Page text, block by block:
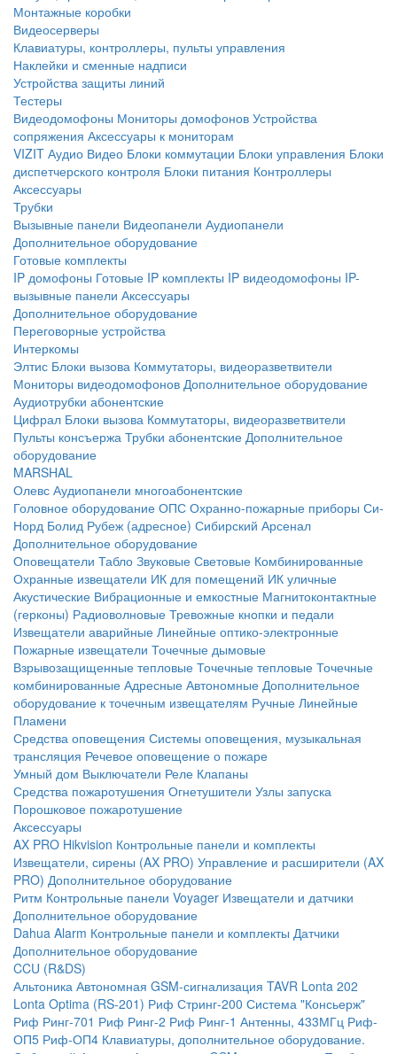
Монтажные коробки
Видеосерверы
Клавиатуры, контроллеры, пульты управления
Наклейки и сменные надписи
Устройства защиты линий
Тестеры
Видеодомофоны Мониторы домофонов Устройства
сопряжения Аксессуары к мониторам
VIZIT Аудио Видео Блоки коммутации Блоки управления Блоки
диспетчерского контроля Блоки питания Контроллеры
Аксессуары
Трубки
Вызывные панели Видеопанели Аудиопанели
Дополнительное оборудование
Готовые комплекты
IP домофоны Готовые IP комплекты IP видеодомофоны IP-
вызывные панели Аксессуары
Дополнительное оборудование
Переговорные устройства
Интеркомы
Элтис Блоки вызова Коммутаторы, видеоразветвители
Мониторы видеодомофонов Дополнительное оборудование
Аудиотрубки абонентские
Цифрал Блоки вызова Коммутаторы, видеоразветвители
Пульты консъержа Трубки абонентские Дополнительное
оборудование
MARSHAL
Олевс Аудиопанели многоабонентские
Головное оборудование ОПС Охранно-пожарные приборы Си-
Норд Болид Рубеж (адресное) Сибирский Арсенал
Дополнительное оборудование
Оповещатели Табло Звуковые Световые Комбинированные
Охранные извещатели ИК для помещений ИК уличные
Акустические Вибрационные и емкостные Магнитоконтактные
(герконы) Радиоволновые Тревожные кнопки и педали
Извещатели аварийные Линейные оптико-электронные
Пожарные извещатели Точечные дымовые
Взрывозащищенные тепловые Точечные тепловые Точечные
комбинированные Адресные Автономные Дополнительное
оборудование к точечным извещателям Ручные Линейные
Пламени
Средства оповещения Системы оповещения, музыкальная
трансляция Речевое оповещение о пожаре
Умный дом Выключатели Реле Клапаны
Средства пожаротушения Огнетушители Узлы запуска
Порошковое пожаротушение
Аксессуары
AX PRO Hikvision Контрольные панели и комплекты
Извещатели, сирены (AX PRO) Управление и расширители (AX
PRO) Дополнительное оборудование
Ритм Контрольные панели Voyager Извещатели и датчики
Дополнительное оборудование
Dahua Alarm Контрольные панели и комплекты Датчики
Дополнительное оборудование
CCU (R&DS)
Альтоника Автономная GSM-сигнализация TAVR Lonta 202
Lonta Optima (RS-201) Риф Стринг-200 Система "Консьерж"
Риф Ринг-701 Риф Ринг-2 Риф Ринг-1 Антенны, 433МГц Риф-
ОП5 Риф-ОП4 Клавиатуры, дополнительное оборудование.